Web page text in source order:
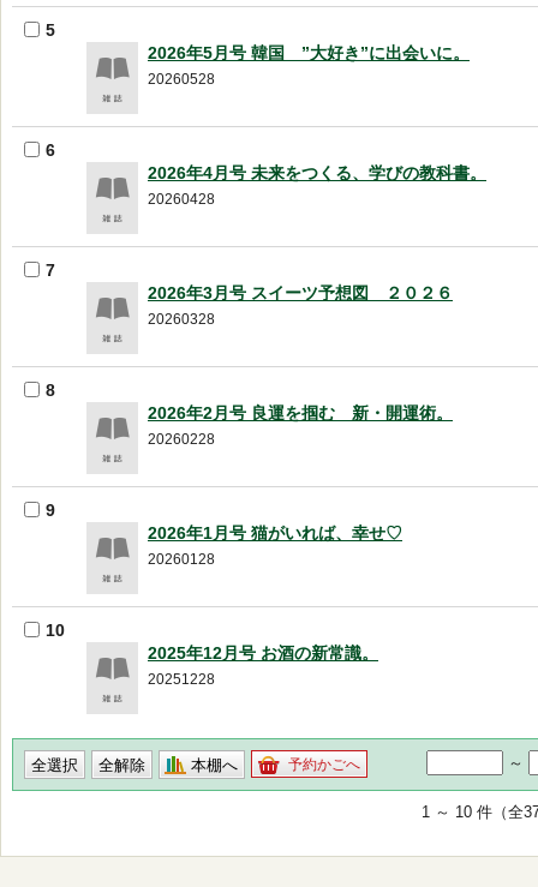
5
2026年5月号 韓国 ”大好き”に出会いに。
20260528
6
2026年4月号 未来をつくる、学びの教科書。
20260428
7
2026年3月号 スイーツ予想図 ２０２６
20260328
8
2026年2月号 良運を掴む 新・開運術。
20260228
9
2026年1月号 猫がいれば、幸せ♡
20260128
10
2025年12月号 お酒の新常識。
20251228
本棚へ 予約かごへ ～
1 ～ 10 件（全